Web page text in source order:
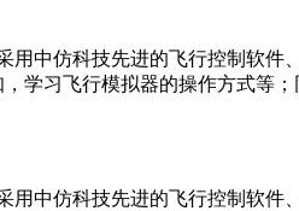
中仿科技先进的飞行控制软
学习飞行模拟器的操作方式等
中仿科技先进的飞行控制软